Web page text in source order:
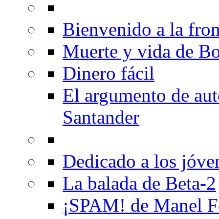
Bienvenido a la
Muerte y vida de
Dinero fácil
El argumento de
Santander
Dedicado a los
La balada de Beta-2
¡SPAM! de Manel